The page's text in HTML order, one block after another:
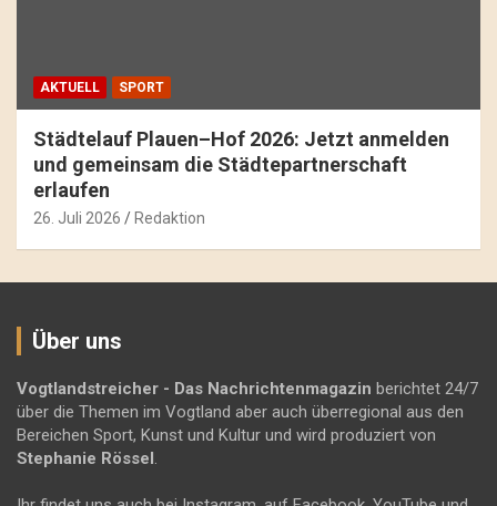
AKTUELL SPORT
Städtelauf Plauen–Hof 2026: Jetzt anmelden
und gemeinsam die Städtepartnerschaft
erlaufen
26. Juli 2026 Redaktion
Über uns
Vogtlandstreicher - Das Nachrichtenmagazin berichtet 24/7
über die Themen im Vogtland aber auch überregional aus den
Bereichen Sport, Kunst und Kultur und wird produziert von
Stephanie Rössel .